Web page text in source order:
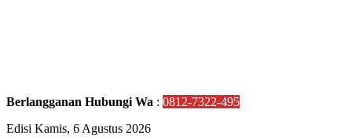
Berlangganan Hubungi Wa : 0812-7322-495
Edisi Kamis, 6 Agustus 2026